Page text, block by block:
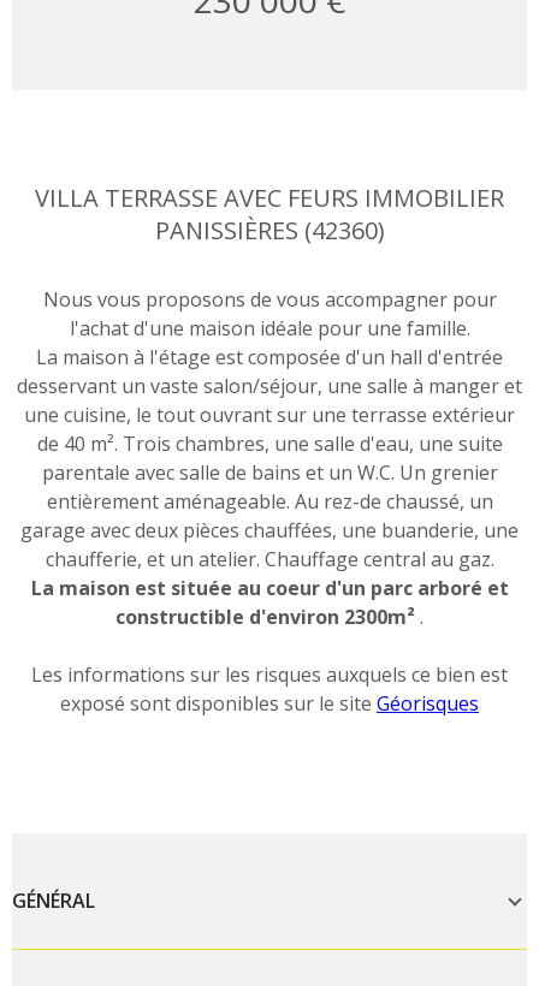
VILLA TERRASSE AVEC FEURS IMMOBILIER
PANISSIÈRES (42360)
Nous vous proposons de vous accompagner pour
l'achat d'une maison idéale pour une famille.
La maison à l'étage est composée d'un hall d'entrée
desservant un vaste salon/séjour, une salle à manger et
une cuisine, le tout ouvrant sur une terrasse extérieur
de 40 m². Trois chambres, une salle d'eau, une suite
parentale avec salle de bains et un W.C. Un grenier
entièrement aménageable. Au rez-de chaussé, un
garage avec deux pièces chauffées, une buanderie, une
chaufferie, et un atelier. Chauffage central au gaz.
La maison est située au coeur d'un parc arboré et
constructible d'environ 2300m².
Les informations sur les risques auxquels ce bien est
exposé sont disponibles sur le site Géorisques
GÉNÉRAL